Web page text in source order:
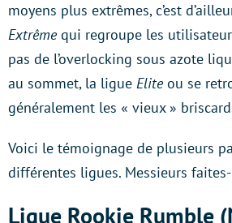
moyens plus extrêmes, c’est
Extrêmequi regroupe les
pas de l’overlocking sous azote
au sommet, la ligue Eliteou se
généralement les « vieux »
Voici le témoignage de plusieurs
différentes ligues. Messieurs
Ligue Rookie Rumble